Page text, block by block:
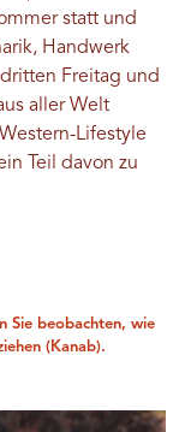
statt und
Handwerk
Freitag und
aller Welt
Lifestyle
Teil davon zu
Sie beobachten, wie
(Kanab).